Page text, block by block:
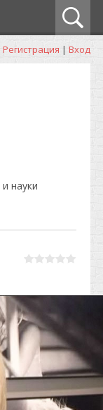
Регистрация | Вход
науки